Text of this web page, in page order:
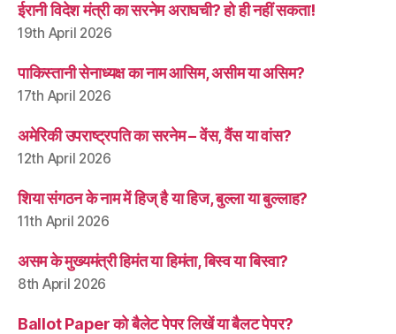
ईरानी विदेश मंत्री का सरनेम अराघची? हो ही नहीं सकता!
19th April 2026
पाकिस्तानी सेनाध्यक्ष का नाम आसिम, असीम या असिम?
17th April 2026
अमेरिकी उपराष्ट्रपति का सरनेम – वेंस, वैंस या वांस?
12th April 2026
शिया संगठन के नाम में हिज् है या हिज, बुल्ला या बुल्लाह?
11th April 2026
असम के मुख्यमंत्री हिमंत या हिमंता, बिस्व या बिस्वा?
8th April 2026
Ballot Paper को बैलेट पेपर लिखें या बैलट पेपर?